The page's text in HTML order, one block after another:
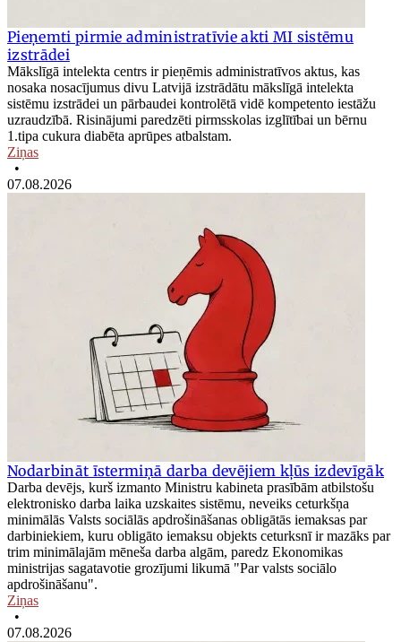
Pieņemti pirmie administratīvie akti MI sistēmu
izstrādei
Mākslīgā intelekta centrs ir pieņēmis administratīvos aktus, kas
nosaka nosacījumus divu Latvijā izstrādātu mākslīgā intelekta
sistēmu izstrādei un pārbaudei kontrolētā vidē kompetento iestāžu
uzraudzībā. Risinājumi paredzēti pirmsskolas izglītībai un bērnu
1.tipa cukura diabēta aprūpes atbalstam.
Ziņas
•
07.08.2026
Nodarbināt īstermiņā darba devējiem kļūs izdevīgāk
Darba devējs, kurš izmanto Ministru kabineta prasībām atbilstošu
elektronisko darba laika uzskaites sistēmu, neveiks ceturkšņa
minimālās Valsts sociālās apdrošināšanas obligātās iemaksas par
darbiniekiem, kuru obligāto iemaksu objekts ceturksnī ir mazāks par
trim minimālajām mēneša darba algām, paredz Ekonomikas
ministrijas sagatavotie grozījumi likumā "Par valsts sociālo
apdrošināšanu".
Ziņas
•
07.08.2026